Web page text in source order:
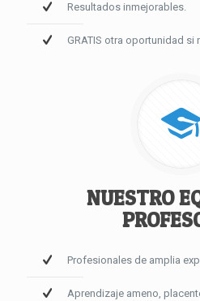
Resultados inmejorables.
GRATIS otra oportunidad si
NUESTRO
Profesionales de amplia
Aprendizaje ameno,